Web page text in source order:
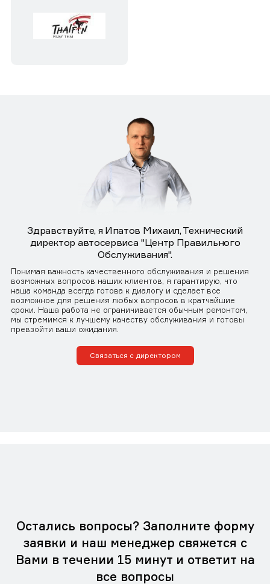
Здравствуйте, я Ипатов Михаил, Технический
директор автосервиса "Центр Правильного
Обслуживания".
Понимая важность качественного обслуживания и решения
возможных вопросов наших клиентов, я гарантирую, что
наша команда всегда готова к диалогу и сделает все
возможное для решения любых вопросов в кратчайшие
сроки. Наша работа не ограничивается обычным ремонтом,
мы стремимся к лучшему качеству обслуживания и готовы
превзойти ваши ожидания.
Связаться с директором
Остались вопросы? Заполните форму
заявки и наш менеджер свяжется с
Вами в течении 15 минут и ответит на
все вопросы